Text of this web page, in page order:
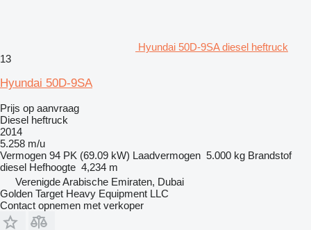
Hyundai 50D-9SA diesel heftruck
13
Hyundai 50D-9SA
Prijs op aanvraag
Diesel heftruck
2014
5.258 m/u
Vermogen 94 PK (69.09 kW) Laadvermogen 5.000 kg Brandstof
diesel Hefhoogte 4,234 m
Verenigde Arabische Emiraten, Dubai
Golden Target Heavy Equipment LLC
Contact opnemen met verkoper